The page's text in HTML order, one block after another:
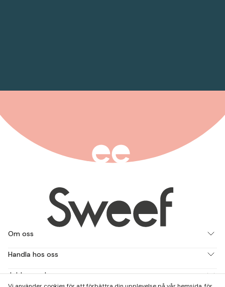
Om oss
Handla hos oss
Jobba med oss